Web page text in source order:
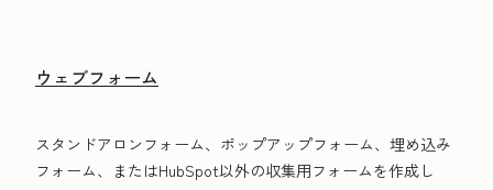
ウェブフォーム
スタンドアロンフォーム、ポップアップフォーム、埋め込み
フォーム、またはHubSpot以外の収集用フォームを作成し